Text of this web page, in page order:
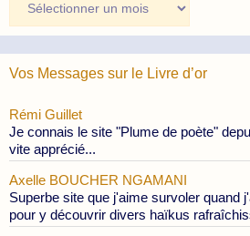
des
Publications
Vos Messages sur le Livre d’or
Rémi Guillet
Je connais le site "Plume de poète"
vite apprécié...
Axelle BOUCHER NGAMANI
Superbe site que j'aime survoler quand
pour y découvrir divers haïkus